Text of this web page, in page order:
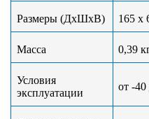
Размеры (ДxШxВ) 165 x
Масса 0,39
Условия
эксплуатации
от -